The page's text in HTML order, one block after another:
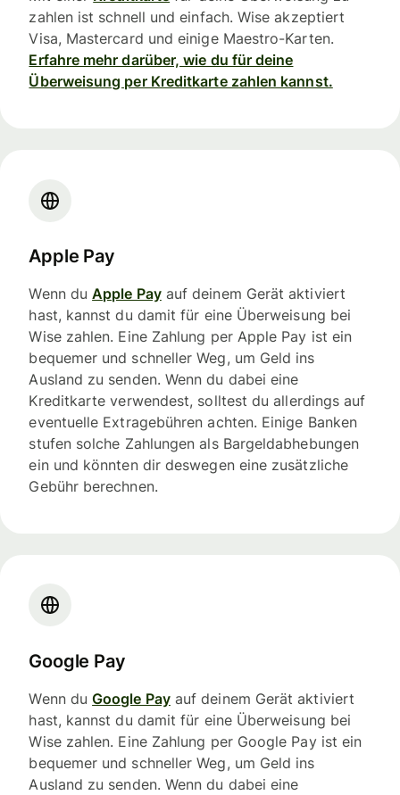
zahlen ist schnell und einfach. Wise akzeptiert
Visa, Mastercard und einige Maestro-Karten.
Erfahre mehr darüber, wie du für deine
Überweisung per Kreditkarte zahlen kannst.
Apple Pay
Wenn duApple Payauf deinem Gerät aktiviert
hast, kannst du damit für eine Überweisung bei
Wise zahlen. Eine Zahlung per Apple Pay ist ein
bequemer und schneller Weg, um Geld ins
Ausland zu senden. Wenn du dabei eine
Kreditkarte verwendest, solltest du allerdings auf
eventuelle Extragebühren achten. Einige Banken
stufen solche Zahlungen als Bargeldabhebungen
ein und könnten dir deswegen eine zusätzliche
Gebühr berechnen.
Google Pay
Wenn duGoogle Payauf deinem Gerät aktiviert
hast, kannst du damit für eine Überweisung bei
Wise zahlen. Eine Zahlung per Google Pay ist ein
bequemer und schneller Weg, um Geld ins
Ausland zu senden. Wenn du dabei eine